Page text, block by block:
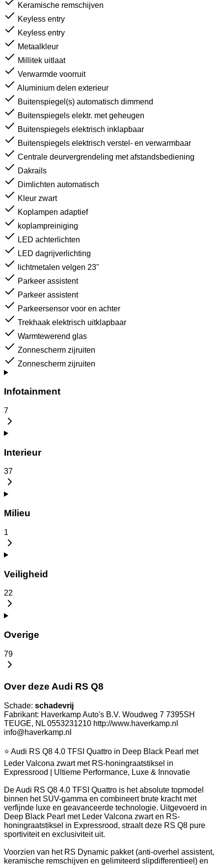
Keramische remschijven
Keyless entry
Keyless entry
Metaalkleur
Millitek uitlaat
Verwarmde voorruit
Aluminium delen exterieur
Buitenspiegel(s) automatisch dimmend
Buitenspiegels elektr. met geheugen
Buitenspiegels elektrisch inklapbaar
Buitenspiegels elektrisch verstel- en verwarmbaar
Centrale deurvergrendeling met afstandsbediening
Dakrails
Dimlichten automatisch
Kleur zwart
Koplampen adaptief
koplampreiniging
LED achterlichten
LED dagrijverlichting
lichtmetalen velgen 23"
Parkeer assistent
Parkeer assistent
Parkeersensor voor en achter
Trekhaak elektrisch uitklapbaar
Warmtewerend glas
Zonnescherm zijruiten
Zonnescherm zijruiten
Infotainment
7
Interieur
37
Milieu
1
Veiligheid
22
Overige
79
Over deze Audi RS Q8
Schade: schadevrij
Fabrikant: Haverkamp Auto's B.V. Woudweg 7 7395SH
TEUGE, NL 0553231210 http://www.haverkamp.nl
info@haverkamp.nl
⭐ Audi RS Q8 4.0 TFSI Quattro in Deep Black Pearl met
Leder Valcona zwart met RS-honingraatstiksel in
Expressrood | Ultieme Performance, Luxe & Innovatie
De Audi RS Q8 4.0 TFSI Quattro is het absolute topmodel
binnen het SUV-gamma en combineert brute kracht met
verfijnde luxe en geavanceerde technologie. Uitgevoerd in
Deep Black Pearl met Leder Valcona zwart en RS-
honingraatstiksel in Expressrood, straalt deze RS Q8 pure
sportiviteit en exclusiviteit uit.
Voorzien van het RS Dynamic pakket (anti-overhel assistent,
keramische remschijven en gelimiteerd slipdifferentieel) en